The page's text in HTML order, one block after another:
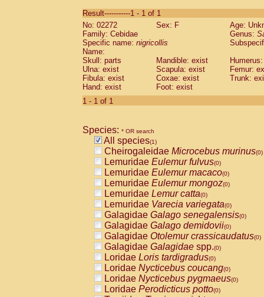
CebidaeSaguinus labiatus(0)
Cebidae Saguinus leucopus (0)
Cebidae
CebidaeSaguinus mystax
Cebidae Saguinus nigricollis (1)
Cebidae Saguinus oedipus
Cebidae Saguinus weddelli
Cebidae Saguinusspp.
Cebidae
CebidaeCebus capucinus
CebidaeCebus nigrivittatus
CebidaeCebus spp.(0)
CebidaeSaimiri boliviensis(0)
CebidaeSaimiri sciureus(0)
AtelidaeAlouatta caraya(0)
AtelidaeAlouatta fusca(0)
AtelidaeAlouatta seniculus(0)
AtelidaeAlouattaspp.(0)
AtelidaeAteles belzebuth(0)
AtelidaeAteles geoffroyi(0)
AtelidaeAteles paniscus(0)
AtelidaeAtelesspp.(0)
AtelidaeLagothrix lagothricha(0)
AtelidaeLagothrix lagothricha cana
PitheciidaeCacajao calvus
Result-----------1 - 1 of 1
No: 02272
Sex: F
Age:
Family: Cebidae
Genus:
Specific name: nigricollis
Name:
Skull: parts
Mandible: exist
Ulna: exist
Scapula: exist
Femur:
Fibula: exist
Coxae: exist
Trunk:
Hand: exist
Foot: exist
1 - 1 of 1
Species: * OR search
All species(1)
Cheirogaleidae Microcebus murinus(0)
Lemuridae Eulemur fulvus(0)
Lemuridae Eulemur macaco(0)
Lemuridae Eulemur mongoz(0)
Lemuridae Lemur catta(0)
Lemuridae Varecia variegata(0)
Galagidae Galago senegalensis(0)
Galagidae Galago demidovii(0)
Galagidae Otolemur crassicaudatus(0)
Galagidae Galagidae spp.(0)
Loridae Loris tardigradus(0)
Loridae Nycticebus coucang(0)
Loridae Nycticebus pygmaeus(0)
Loridae Perodicticus potto(0)